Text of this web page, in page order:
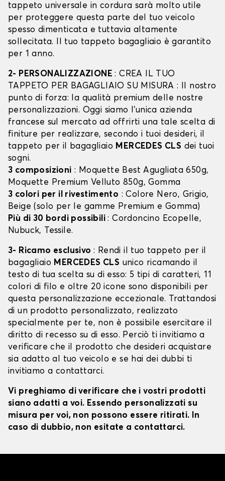
tappeto universale in cordura sarà molto utile
per proteggere questa parte del tuo veicolo
spesso dimenticata e tuttavia altamente
sollecitata. Il tuo tappeto bagagliaio è garantito
per 1 anno.
2- PERSONALIZZAZIONE: CREA IL TUO
TAPPETO PER BAGAGLIAIO SU MISURA : Il nostro
punto di forza: la qualità premium delle nostre
personalizzazioni. Oggi siamo l’unica azienda
francese sul mercato ad offrirti una tale scelta di
finiture per realizzare, secondo i tuoi desideri, il
tappeto per il bagagliaio MERCEDES CLS dei tuoi
sogni.
3 composizioni : Moquette Best Agugliata 650g,
Moquette Premium Velluto 850g, Gomma
3 colori per il rivestimento : Colore Nero, Grigio,
Beige (solo per le gamme Premium e Gomma)
Più di 30 bordi possibili: Cordoncino Ecopelle,
Nubuck, Tessile.
3- Ricamo esclusivo : Rendi il tuo tappeto per il
bagagliaio MERCEDES CLS unico ricamando il
testo di tua scelta su di esso: 5 tipi di caratteri, 11
colori di filo e oltre 20 icone sono disponibili per
questa personalizzazione eccezionale. Trattandosi
di un prodotto personalizzato, realizzato
specialmente per te, non è possibile esercitare il
diritto di recesso su di esso. Perciò ti invitiamo a
verificare che il prodotto che desideri acquistare
sia adatto al tuo veicolo e se hai dei dubbi ti
invitiamo a contattarci.
Vi preghiamo di verificare che i vostri prodotti
siano adatti a voi. Essendo personalizzati su
misura per voi, non possono essere ritirati. In
caso di dubbio, non esitate a contattarci.